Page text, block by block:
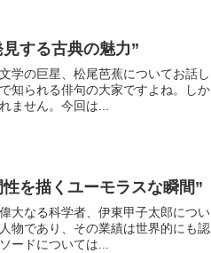
する古典の魅力”
学の巨星、松尾芭蕉についてお話し
知られる俳句の大家ですよね。しか
ません。今回は...
を描くユーモラスな瞬間”
大なる科学者、伊東甲子太郎につい
物であり、その業績は世界的にも認
ードについては...